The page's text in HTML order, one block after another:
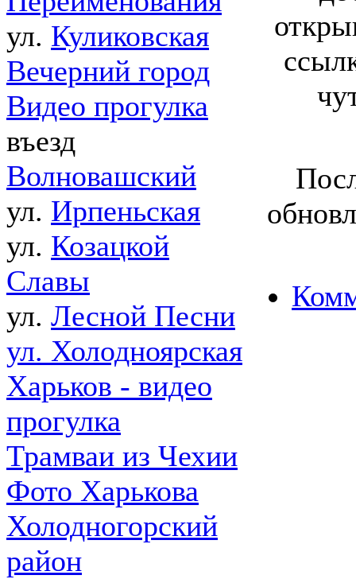
ул. Куликовская
Вечерний город
Видео прогулка
въезд
Волновашский
ул. Ирпеньская
ул. Козацкой
Славы
ул. Лесной Песни
ул. Холодноярская
Харьков - видео
прогулка
Трамваи из Чехии
Фото Харькова
Холодногорский
район